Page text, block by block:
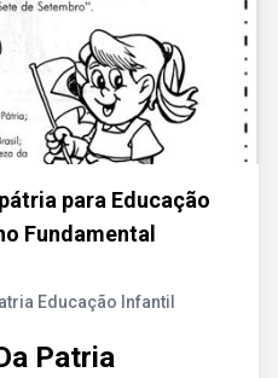
para Educação
Fundamental
Educação Infantil
Patria